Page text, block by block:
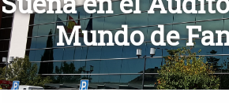
Mundo de